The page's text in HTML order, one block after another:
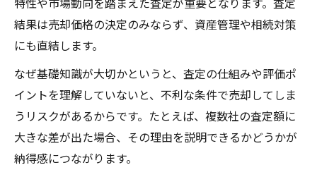
動向を踏まえた不動産査定活用術
売却前に知りたい査定の透明性とは
査定の透明性が不動産売却に与える影響
不動産査定根拠の開示で納得度アップ
信頼できる不動産査定の見分け方
査定の根拠説明を受ける際のチェック点
透明性重視の査定依頼で安心売却を実現
結果は売却価格の決定のみならず、資産管理や相続対策
にも直結します。
なぜ基礎知識が大切かというと、査定の仕組みや評価ポ
イントを理解していないと、不利な条件で売却してしま
うリスクがあるからです。たとえば、複数社の査定額に
大きな差が出た場合、その理由を説明できるかどうかが
納得感につながります。